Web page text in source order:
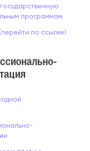
программам
по ссылке)